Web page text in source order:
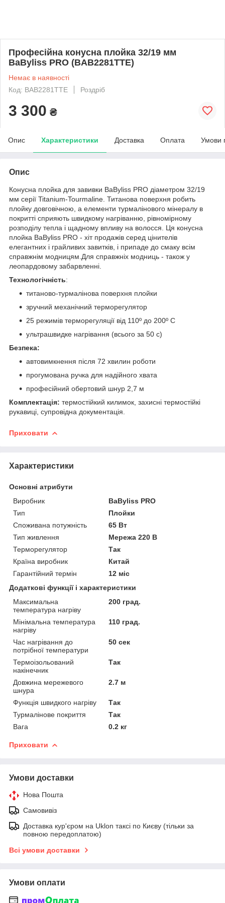
Професійна конусна плойка 32/19 мм
BaByliss PRO (BAB2281TTE)
Немає в наявності
Код: BAB2281TTE
Роздріб
3 300 ₴
Опис Характеристики Доставка Оплата Умови
Опис
Конусна плойка для завивки BaByliss PRO діаметром 32/19
мм серії Titanium-Tourmaline. Титанова поверхня робить
плойку довговічною, а елементи турмалінового мінералу в
покритті сприяють швидкому нагріванню, рівномірному
розподілу тепла і щадному впливу на волосся. Ця конусна
плойка BaByliss PRO - хіт продажів серед цінителів
елегантних і грайливих завитків, і припаде до смаку всім
справжнім модницям.Для справжніх модниць - також у
леопардовому забарвленні.
Технологічність:
титаново-турмалінова поверхня плойки
зручний механічний терморегулятор
25 режимів терморегуляції від 110º до 200º С
ультрашвидке нагрівання (всього за 50 с)
Безпека:
автовимкнення після 72 хвилин роботи
прогумована ручка для надійного хвата
професійний обертовий шнур 2,7 м
Комплектація: термостійкий килимок, захисні термостійкі
рукавиці, супровідна документація.
Приховати
Характеристики
Основні атрибути
Виробник
BaByliss PRO
Тип
Плойки
Споживана потужність
65 Вт
Тип живлення
Мережа 220 В
Терморегулятор
Так
Країна виробник
Китай
Гарантійний термін
12 міс
Додаткові функції і характеристики
Максимальна
температура нагріву
200 град.
Мінімальна температура
нагріву
110 град.
Час нагрівання до
потрібної температури
50 сек
Термоізольований
накінечник
Так
Довжина мережевого
шнура
2.7 м
Функція швидкого нагріву
Так
Турмалінове покриття
Так
Вага
0.2 кг
Приховати
Умови доставки
Нова Пошта
Самовивіз
Доставка кур'єром на Uklon таксі по Києву (тільки за
повною передоплатою)
Всі умови доставки
Умови оплати